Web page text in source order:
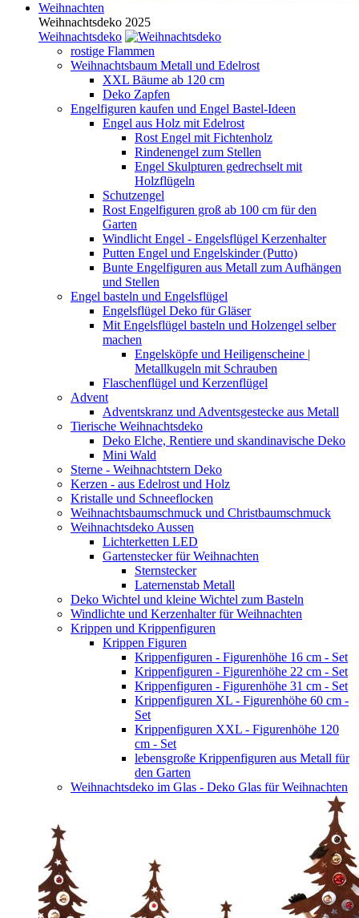
Weihnachten
Weihnachtsdeko 2025
Weihnachtsdeko
rostige Flammen
Weihnachtsbaum Metall und Edelrost
XXL Bäume ab 120 cm
Deko Zapfen
Engelfiguren kaufen und Engel Bastel-Ideen
Engel aus Holz mit Edelrost
Rost Engel mit Fichtenholz
Rindenengel zum Stellen
Engel Skulpturen gedrechselt mit
Holzflügeln
Schutzengel
Rost Engelfiguren groß ab 100 cm für den
Garten
Windlicht Engel - Engelsflügel Kerzenhalter
Putten Engel und Engelskinder (Putto)
Bunte Engelfiguren aus Metall zum Aufhängen
und Stellen
Engel basteln und Engelsflügel
Engelsflügel Deko für Gläser
Mit Engelsflügel basteln und Holzengel selber
machen
Engelsköpfe und Heiligenscheine |
Metallkugeln mit Schrauben
Flaschenflügel und Kerzenflügel
Advent
Adventskranz und Adventsgestecke aus Metall
Tierische Weihnachtsdeko
Deko Elche, Rentiere und skandinavische Deko
Mini Wald
Sterne - Weihnachtstern Deko
Kerzen - aus Edelrost und Holz
Kristalle und Schneeflocken
Weihnachtsbaumschmuck und Christbaumschmuck
Weihnachtsdeko Aussen
Lichterketten LED
Gartenstecker für Weihnachten
Sternstecker
Laternenstab Metall
Deko Wichtel und kleine Wichtel zum Basteln
Windlichte und Kerzenhalter für Weihnachten
Krippen und Krippenfiguren
Krippen Figuren
Krippenfiguren - Figurenhöhe 16 cm - Set
Krippenfiguren - Figurenhöhe 22 cm - Set
Krippenfiguren - Figurenhöhe 31 cm - Set
Krippenfiguren XL - Figurenhöhe 60 cm -
Set
Krippenfiguren XXL - Figurenhöhe 120
cm - Set
lebensgroße Krippenfiguren aus Metall für
den Garten
Weihnachtsdeko im Glas - Deko Glas für Weihnachten